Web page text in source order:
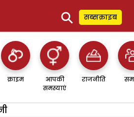
⚲ सब्सक्राइब
क्राइम
आपकी
समस्याएं
राजनीति